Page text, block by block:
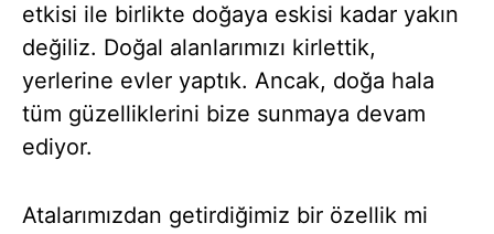
etkisi ile birlikte doğaya eskisi kadar yakın
değiliz. Doğal alanlarımızı kirlettik,
yerlerine evler yaptık. Ancak, doğa hala
tüm güzelliklerini bize sunmaya devam
ediyor.
Atalarımızdan getirdiğimiz bir özellik mi